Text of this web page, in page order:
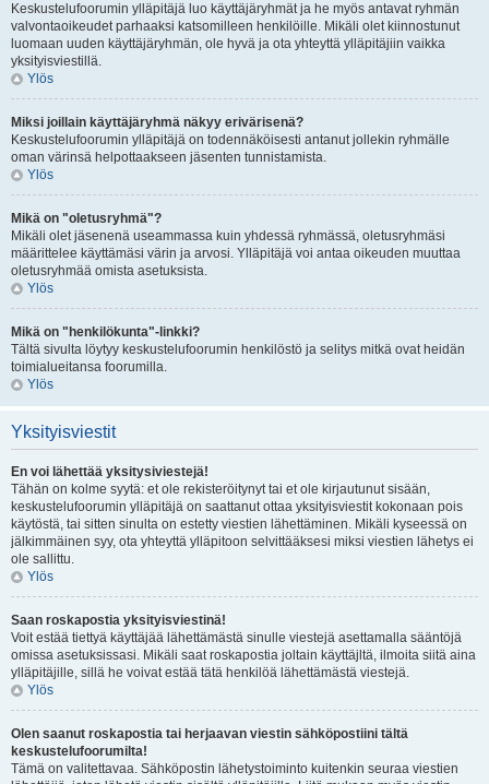
Keskustelufoorumin ylläpitäjä luo käyttäjäryhmät ja he myös antavat ryhmän
valvontaoikeudet parhaaksi katsomilleen henkilöille. Mikäli olet kiinnostunut
luomaan uuden käyttäjäryhmän, ole hyvä ja ota yhteyttä ylläpitäjiin vaikka
yksityisviestillä.
Ylös
Miksi joillain käyttäjäryhmä näkyy erivärisenä?
Keskustelufoorumin ylläpitäjä on todennäköisesti antanut jollekin ryhmälle
oman värinsä helpottaakseen jäsenten tunnistamista.
Ylös
Mikä on "oletusryhmä"?
Mikäli olet jäsenenä useammassa kuin yhdessä ryhmässä, oletusryhmäsi
määrittelee käyttämäsi värin ja arvosi. Ylläpitäjä voi antaa oikeuden muuttaa
oletusryhmää omista asetuksista.
Ylös
Mikä on "henkilökunta"-linkki?
Tältä sivulta löytyy keskustelufoorumin henkilöstö ja selitys mitkä ovat heidän
toimialueitansa foorumilla.
Ylös
Yksityisviestit
En voi lähettää yksitysiviestejä!
Tähän on kolme syytä: et ole rekisteröitynyt tai et ole kirjautunut sisään,
keskustelufoorumin ylläpitäjä on saattanut ottaa yksityisviestit kokonaan pois
käytöstä, tai sitten sinulta on estetty viestien lähettäminen. Mikäli kyseessä on
jälkimmäinen syy, ota yhteyttä ylläpitoon selvittääksesi miksi viestien lähetys ei
ole sallittu.
Ylös
Saan roskapostia yksityisviestinä!
Voit estää tiettyä käyttäjää lähettämästä sinulle viestejä asettamalla sääntöjä
omissa asetuksissasi. Mikäli saat roskapostia joltain käyttäjltä, ilmoita siitä aina
ylläpitäjille, sillä he voivat estää tätä henkilöä lähettämästä viestejä.
Ylös
Olen saanut roskapostia tai herjaavan viestin sähköpostiini tältä
keskustelufoorumilta!
Tämä on valitettavaa. Sähköpostin lähetystoiminto kuitenkin seuraa viestien